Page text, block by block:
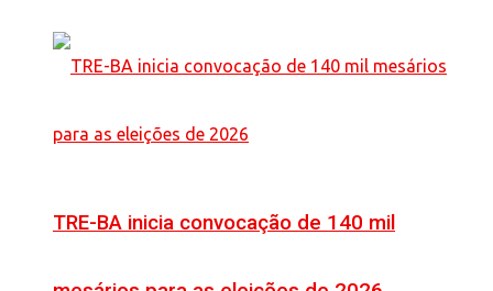
TRE-BA inicia convocação de 140 mil